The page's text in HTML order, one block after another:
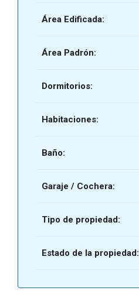
Área Edificada:
Área Padrón:
Dormitorios:
Habitaciones:
Baño:
Garaje / Cochera:
Tipo de propiedad:
Estado de la propiedad: